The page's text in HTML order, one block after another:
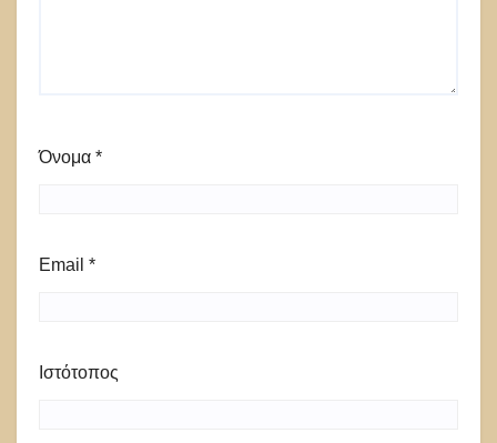
Όνομα *
Email *
Ιστότοπος